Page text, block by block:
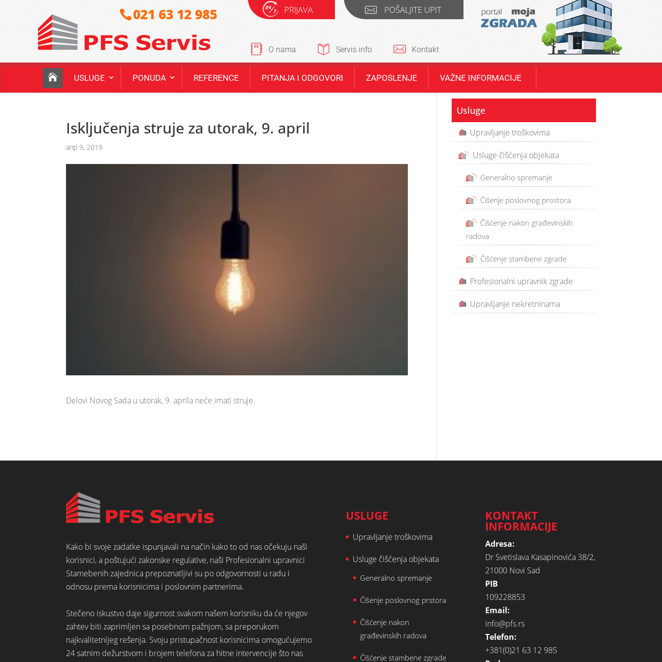
021 63 12 985 PRIJAVA POŠALJITE UPIT
O nama Servis info Kontakt
USLUGE PONUDA REFERENCE PITANJA I ODGOVORI ZAPOSLENJE VAŽNE INFORMACIJE
Isključenja struje za utorak, 9. april
апр 9, 2019
Delovi Novog Sada u utorak, 9. aprila neće imati struje.
Usluge
Upravljanje troškovima
Usluge čišćenja objekata
Generalno spremanje
Čišenje poslovnog prostora
Čišćenje nakon građevinskih
radova
Čišćenje stambene zgrade
Profesionalni upravnik zgrade
Upravljanje nekretninama
Kako bi svoje zadatke ispunjavali na način kako to od nas očekuju naši
korisnici, a poštujući zakonske regulative, naši Profesionalni upravnici
Stamebenih zajednica prepoznatljivi su po odgovornosti u radu i
odnosu prema korisnicima i poslovnim partnerima.
Stečeno iskustvo daje sigurnost svakom našem korisniku da će njegov
zahtev biti zaprimljen sa posebnom pažnjom, sa preporukom
najkvalitetnijeg rešenja. Svoju pristupačnost korisnicima omogućujemo
24 satnim dežurstvom i brojem telefona za hitne intervencije što nas
USLUGE
Upravljanje troškovima
Usluge čišćenja objekata
Generalno spremanje
Čišenje poslovnog prstora
Čišćenje nakon
građevinskih radova
Čišćenje stambene zgrade
KONTAKT
INFORMACIJE
Adresa:
Dr Svetislava Kasapinovića 38/2,
21000 Novi Sad
PIB
109228853
Email:
info@pfs.rs
Telefon:
+381(0)21 63 12 985